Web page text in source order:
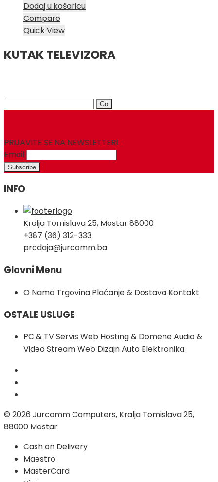
Dodaj u košaricu
Compare
Quick View
KUTAK TELEVIZORA
Search
PRIJAVITE SE NA NEWSLETTER!
Email
INFO
Kralja Tomislava 25, Mostar 88000
+387 (36) 312-333
prodaja@jurcomm.ba
Glavni Menu
O Nama Trgovina Plaćanje & Dostava Kontakt
OSTALE USLUGE
PC & TV Servis Web Hosting & DomeneAudio &
Video StreamWeb DizajnAuto Elektronika
© 2026 Jurcomm Computers, Kralja Tomislava 25,
88000 Mostar
Cash on Delivery
Maestro
MasterCard